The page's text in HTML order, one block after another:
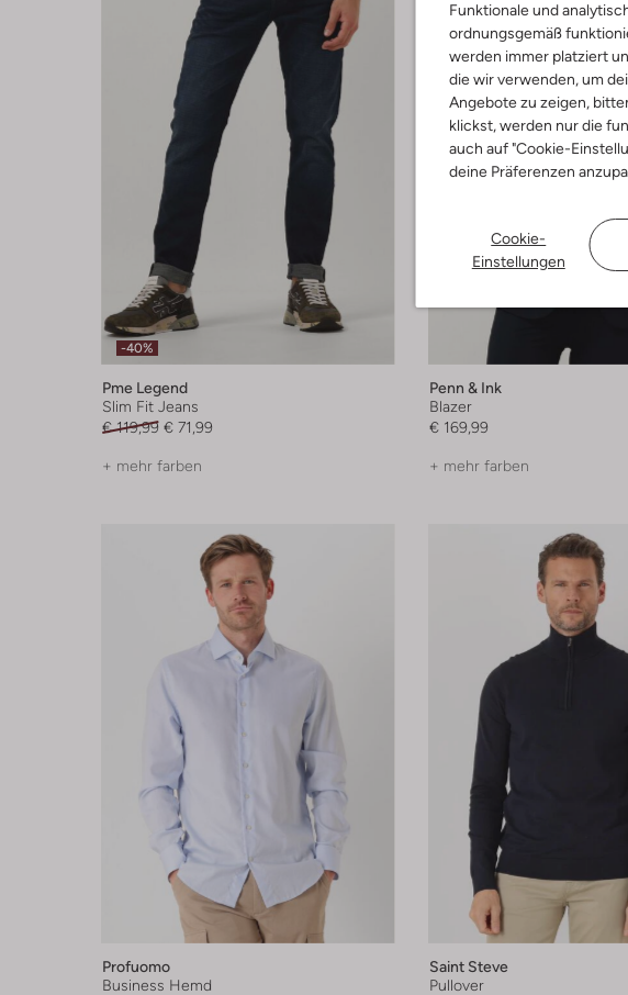
Funktionale und
ordnungsgemäß
werden immer platziert
die wir verwenden, um
Angebote zu zeigen,
klickst, werden nur die
auch auf "Cookie-
deine Präferenzen
Cookie-
Einstellungen
-40%
Pme Legend
Slim Fit Jeans
€ 119,99 € 71,99
+ mehr farben
Penn & Ink
Blazer
€ 169,99
+ mehr farben
Profuomo
Business Hemd
Saint Steve
Pullover